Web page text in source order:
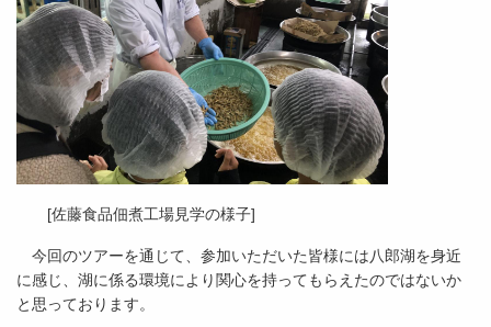
[佐藤食品佃煮工場見学の様子]
今回のツアーを通じて、参加いただいた皆様には八郎湖を身近
に感じ、湖に係る環境により関心を持ってもらえたのではないか
と思っております。